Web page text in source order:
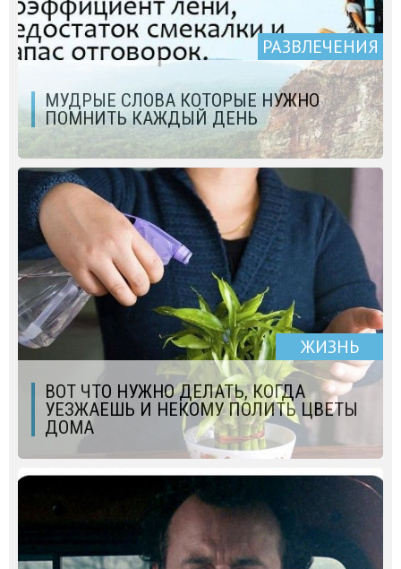
РАЗВЛЕЧЕНИЯ
МУДРЫЕ СЛОВА КОТОРЫЕ НУЖНО
ПОМНИТЬ КАЖДЫЙ ДЕНЬ
ЖИЗНЬ
ВОТ ЧТО НУЖНО ДЕЛАТЬ, КОГДА
УЕЗЖАЕШЬ И НЕКОМУ ПОЛИТЬ ЦВЕТЫ
ДОМА